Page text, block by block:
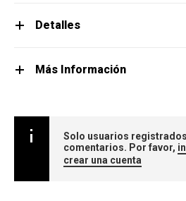
Detalles
Más Información
Solo usuarios
comentarios. Por favor,
crear una cuenta